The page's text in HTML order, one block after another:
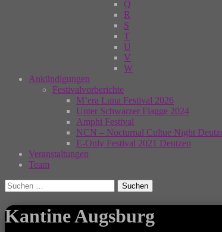
Q
R
S
T
U
V
W
Ankündigungen
Festivalvorberichte
M’era Luna Festival 2026
Unter Schwarzer Flagge 2024
Amphi Festival
NCN – Nocturnal Cultue Night
E-Only Festival 2021 Deutzen
Veranstaltungen
Team
Suchen
nach:
Kantine Augsburg